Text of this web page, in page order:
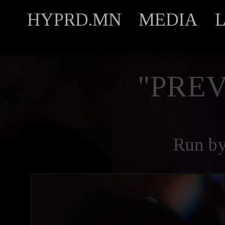
HYPRD.MN MEDIA
Run